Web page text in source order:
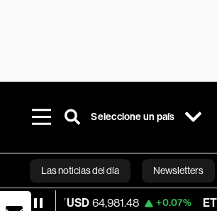
Seleccione un país
Las noticias del día Newsletters
USD 64,981.48 +0.07% ETH/USD